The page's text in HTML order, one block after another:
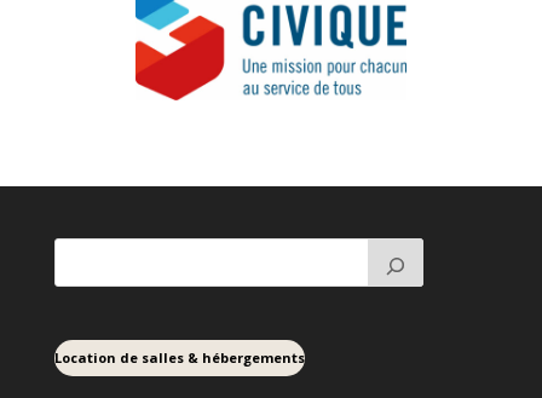
Location de salles & hébergements